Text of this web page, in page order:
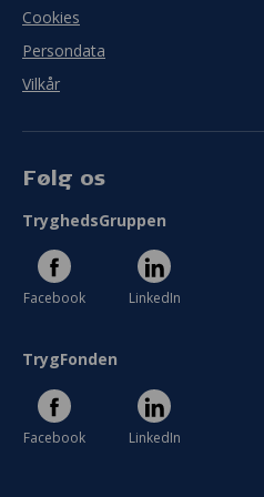
Cookies
Persondata
Vilkår
Følg os
TryghedsGruppen
Facebook LinkedIn
TrygFonden
Facebook LinkedIn